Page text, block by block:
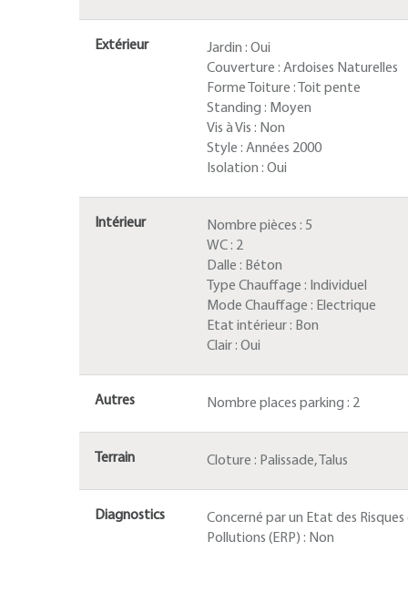
Extérieur Jardin : Oui
Couverture : Ardoises Naturelles
Forme Toiture :
Toit pente
Standing : Moyen
Vis à Vis : Non
Style : Années 2000
Isolation : Oui
Intérieur Nombre pièces : 5
WC : 2
Dalle : Béton
Type Chauffage : Individuel
Mode Chauffage : Electrique
Etat intérieur : Bon
Clair : Oui
Autres Nombre places parking : 2
Terrain Cloture : Palissade, Talus
Diagnostics
Concerné par un Etat des
Pollutions (ERP) : Non